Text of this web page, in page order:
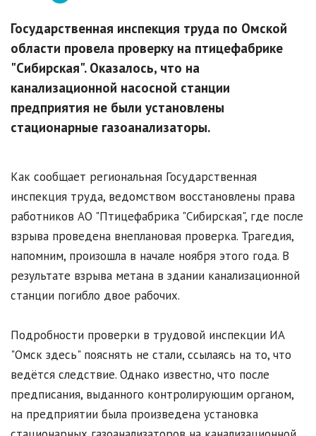
Государственная инспекция труда по Омской
области провела проверку на птицефабрике
"Сибирская". Оказалось, что на
канализационной насосной станции
предприятия не были установлены
стационарные газоанализаторы.
Как сообщает региональная Государственная
инспекция труда, ведомством восстановлены права
работников АО "Птицефабрика "Сибирская", где после
взрыва проведена внеплановая проверка. Трагедия,
напомним, произошла в начале ноября этого года. В
результате взрыва метана в здании канализационной
станции погибло двое рабочих.
Подробности проверки в трудовой инспекции ИА
"Омск здесь" пояснять не стали, ссылаясь на то, что
ведётся следствие. Однако известно, что после
предписания, выданного контролирующим органом,
на предприятии была произведена установка